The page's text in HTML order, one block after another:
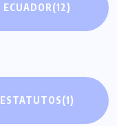
ECUADOR(12)
ESTATUTOS(1)